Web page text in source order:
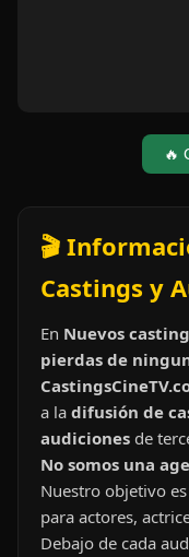
🔥
🎬
Castings y
En Nuevos
pierdas de
a la difusión de
audiciones de
No somos una
Nuestro objetivo
para actores,
Debajo de cada